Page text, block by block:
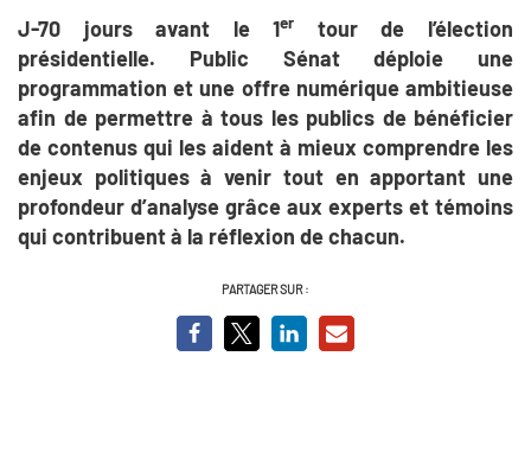
J-70 jours avant le 1er
tour de l’élection
présidentielle. Public Sénat déploie une
programmation et une offre numérique ambitieuse
afin de permettre à tous les publics de bénéficier
de contenus qui les aident à mieux comprendre les
enjeux politiques à venir tout en apportant une
profondeur d’analyse grâce aux experts et témoins
qui contribuent à la réflexion de chacun.
PARTAGER SUR :